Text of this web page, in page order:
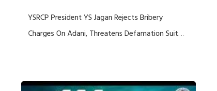
YSRCP President YS Jagan Rejects Bribery
Charges On Adani, Threatens Defamation Suit